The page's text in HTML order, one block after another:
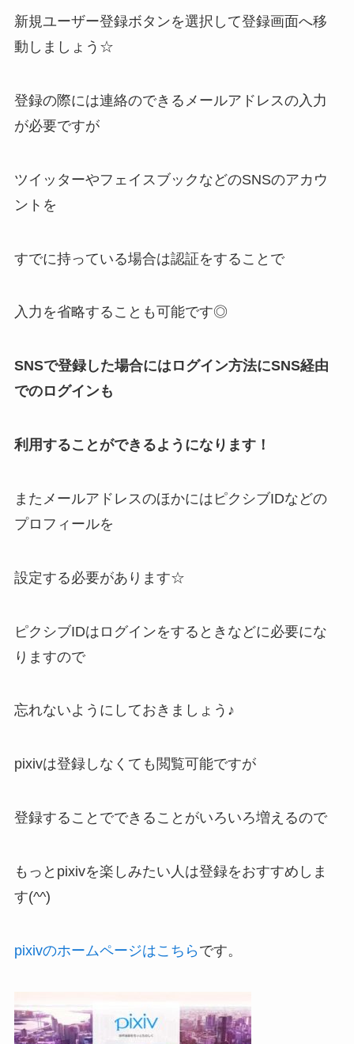
新規ユーザー登録ボタンを選択して登録画面へ移
動しましょう☆
登録の際には連絡のできるメールアドレスの入力
が必要ですが
ツイッターやフェイスブックなどのSNSのアカウ
ントを
すでに持っている場合は認証をすることで
入力を省略することも可能です◎
SNSで登録した場合にはログイン方法にSNS経由
でのログインも
利用することができるようになります！
またメールアドレスのほかにはピクシブIDなどの
プロフィールを
設定する必要があります☆
ピクシブIDはログインをするときなどに必要にな
りますので
忘れないようにしておきましょう♪
pixivは登録しなくても閲覧可能ですが
登録することでできることがいろいろ増えるので
もっとpixivを楽しみたい人は登録をおすすめしま
す(^^)
pixivのホームページはこちら です。